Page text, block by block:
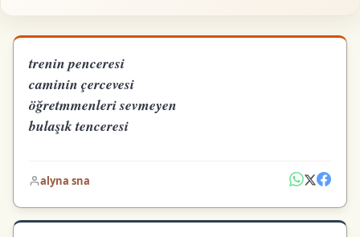
trenin penceresi
caminin çercevesi
öğretmmenleri sevmeyen
bulaşık tenceresi
alyna sna